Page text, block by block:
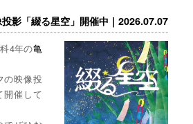
影「綴る星空」開催中｜2026.07.07
4年の亀
の映像投
開催して